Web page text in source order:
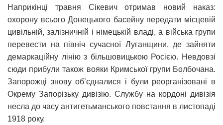
Наприкінці травня Сікевич отримав новий наказ:
охорону всього Донецького басейну передати місцевій
цивільній, залізничній і німецькій владі, а війська групи
перевести на північ сучасної Луганщини, де зайняти
демаркаційну лінію з більшовицькою Росією. Невдовзі
сюди прибули також вояки Кримської групи Болбочана.
Запорожці знову об’єдналися і були реорганізовані в
Окрему Запорізьку дивізію. Службу на кордоні дивізія
несла до часу антигетьманського повстання в листопаді
1918 року.